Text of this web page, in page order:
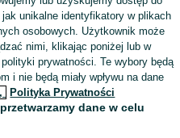
unikalne identyfikatory w plikach
osobowych. Użytkownik może
nimi, klikając poniżej lub w
prywatności. Te wybory będą
i nie będą miały wpływu na dane
Polityka Prywatności
dane w celu